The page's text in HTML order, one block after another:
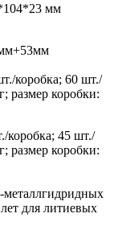
мм
коробка; 60 шт./
размер коробки:
45 шт./
размер коробки:
металлгидридных
для литиевых